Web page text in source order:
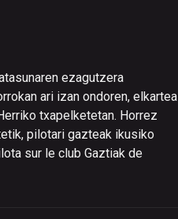
ezagutzera
ari izan ondoren, elkartea
txapelketetan. Horrez
pilotari gazteak ikusiko
sur le club Gaztiak de